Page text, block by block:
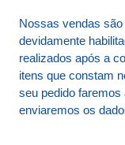
Nossas vendas
devidamente
realizados após a
itens que constam
seu pedido
enviaremos os